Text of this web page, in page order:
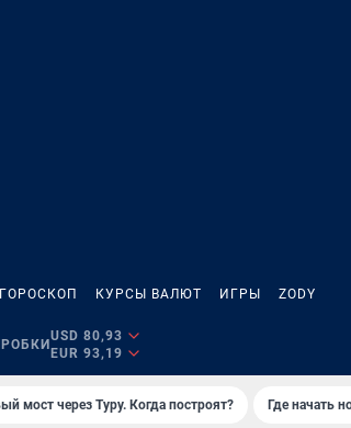
ГОРОСКОП КУРСЫ ВАЛЮТ ИГРЫ ZODY
USD 80,93
EUR 93,19
мост через Туру. Когда построят? Где начать